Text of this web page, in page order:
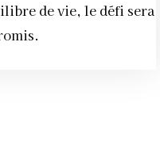
de vie, le défi sera